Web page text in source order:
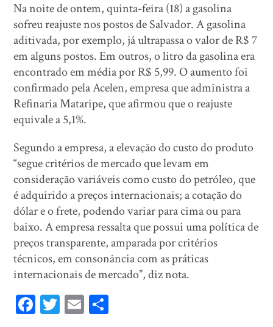
Na noite de ontem, quinta-feira (18) a gasolina
sofreu reajuste nos postos de Salvador. A gasolina
aditivada, por exemplo, já ultrapassa o valor de R$ 7
em alguns postos. Em outros, o litro da gasolina era
encontrado em média por R$ 5,99. O aumento foi
confirmado pela Acelen, empresa que administra a
Refinaria Mataripe, que afirmou que o reajuste
equivale a 5,1%.
Segundo a empresa, a elevação do custo do produto
“segue critérios de mercado que levam em
consideração variáveis como custo do petróleo, que
é adquirido a preços internacionais; a cotação do
dólar e o frete, podendo variar para cima ou para
baixo. A empresa ressalta que possui uma política de
preços transparente, amparada por critérios
técnicos, em consonância com as práticas
internacionais de mercado”, diz nota.
Fa T E